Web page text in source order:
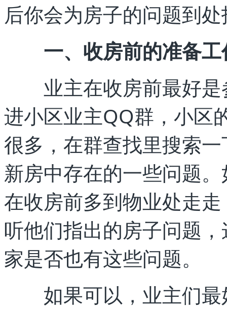
后你会为房子的问题到
一、收房前的准备工
业主在收房前最好是
进小区业主QQ群，小区
很多，在群查找里搜索
新房中存在的一些问题
在收房前多到物业处走
听他们指出的房子问题
家是否也有这些问题。
如果可以，业主们最